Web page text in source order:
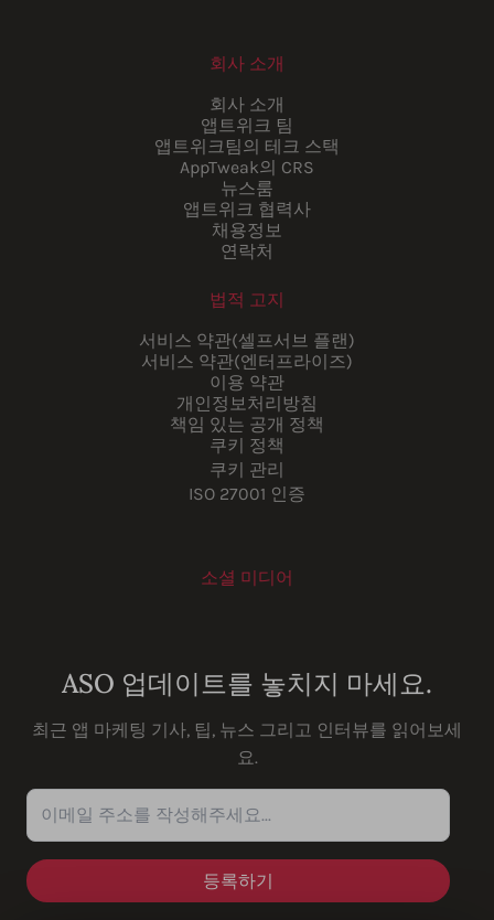
회사 소개
회사 소개
앱트위크 팀
앱트위크팀의 테크 스택
AppTweak의 CRS
뉴스룸
앱트위크 협력사
채용정보
연락처
법적 고지
서비스 약관(셀프서브 플랜)
서비스 약관(엔터프라이즈)
이용 약관
개인정보처리방침
책임 있는 공개 정책
쿠키 정책
쿠키 관리
ISO 27001 인증
소셜 미디어
ASO 업데이트를 놓치지 마세요.
최근 앱 마케팅 기사, 팁, 뉴스 그리고 인터뷰를 읽어보세
요.
이메일 주소를 작성해주세요...